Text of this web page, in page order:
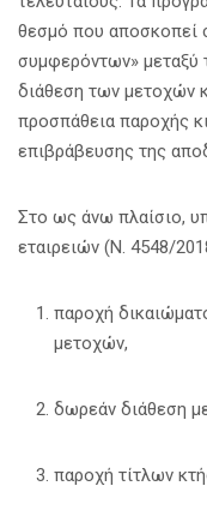
θεσμό που αποσκοπεί
συμφερόντων» μεταξύ
διάθεση των μετοχών
προσπάθεια παροχής
επιβράβευσης της
Στο ως άνω πλαίσιο,
εταιρειών (Ν. 4548/
παροχή
μετοχών,
δωρεάν διάθεση
παροχή τίτλων